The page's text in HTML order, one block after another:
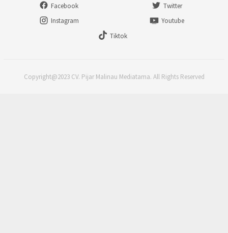
Facebook
Twitter
Instagram
Youtube
Tiktok
Copyright@2023 CV. Pijar Malinau Mediatama. All Rights Reserved